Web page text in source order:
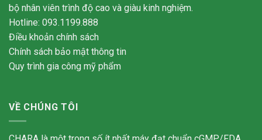
bộ nhân viên trình độ cao và giàu kinh nghiệm.
Hotline: 093.1199.888
Điều khoản chính sách
Chính sách bảo mật thông tin
Quy trình gia công mỹ phẩm
VỀ CHÚNG TÔI